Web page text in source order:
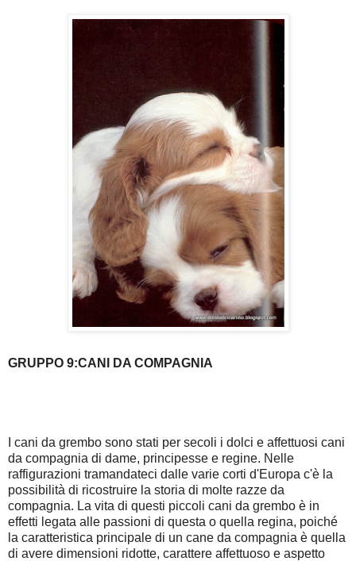
GRUPPO 9:CANI DA COMPAGNIA
I cani da grembo sono stati per secoli i dolci e affettuosi cani
da compagnia di dame, principesse e regine. Nelle
raffigurazioni tramandateci dalle varie corti d'Europa c'è la
possibilità di ricostruire la storia di molte razze da
compagnia. La vita di questi piccoli cani da grembo è in
effetti legata alle passioni di questa o quella regina, poiché
la caratteristica principale di un cane da compagnia è quella
di avere dimensioni ridotte, carattere affettuoso e aspetto